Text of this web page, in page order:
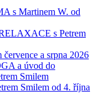
s Martinem W. od
s Petrem
a srpna 2026
a úvod do
Smilem
Smilem od 4. října